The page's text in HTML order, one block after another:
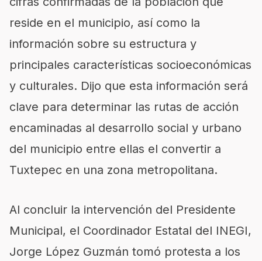
reside en el municipio, así como la
información sobre su estructura y
principales características socioeconómicas
y culturales. Dijo que esta información será
clave para determinar las rutas de acción
encaminadas al desarrollo social y urbano
del municipio entre ellas el convertir a
Tuxtepec en una zona metropolitana.
Al concluir la intervención del Presidente
Municipal, el Coordinador Estatal del INEGI,
Jorge López Guzmán tomó protesta a los